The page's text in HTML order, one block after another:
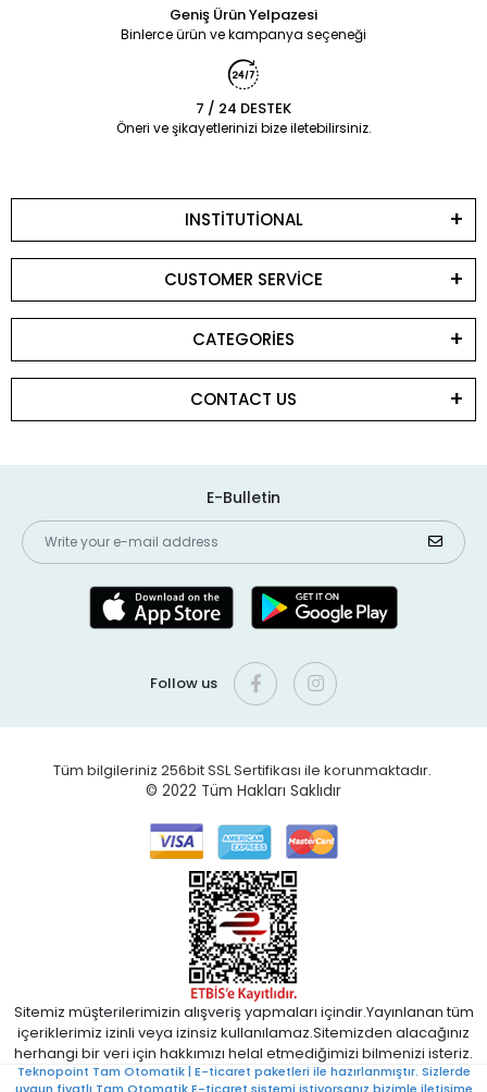
Geniş Ürün Yelpazesi
Binlerce ürün ve kampanya seçeneği
7 / 24 DESTEK
Öneri ve şikayetlerinizi bize iletebilirsiniz.
INSTİTUTİONAL
CUSTOMER SERVİCE
CATEGORİES
CONTACT US
E-Bulletin
Follow us
Tüm bilgileriniz 256bit SSL Sertifikası ile korunmaktadır.
© 2022 Tüm Hakları Saklıdır
Sitemiz müşterilerimizin alışveriş yapmaları içindir.Yayınlanan tüm
içeriklerimiz izinli veya izinsiz kullanılamaz.Sitemizden alacağınız
herhangi bir veri için hakkımızı helal etmediğimizi bilmenizi isteriz.
Teknopoint Tam Otomatik | E-ticaret paketleri ile hazırlanmıştır. Sizlerde
uygun fiyatlı Tam Otomatik E-ticaret sistemi istiyorsanız bizimle iletişime